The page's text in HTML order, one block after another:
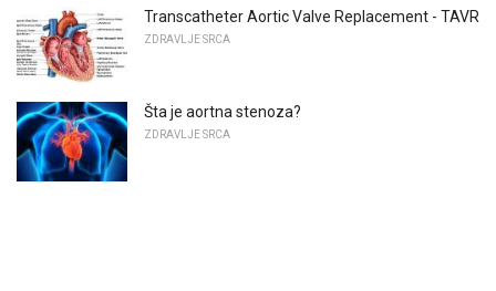
Transcatheter Aortic Valve Replacement - TAVR
ZDRAVLJE SRCA
Šta je aortna stenoza?
ZDRAVLJE SRCA